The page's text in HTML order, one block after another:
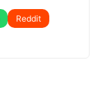
Reddit